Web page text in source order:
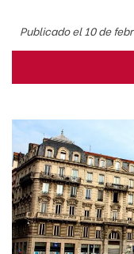
Publicado el 10 de